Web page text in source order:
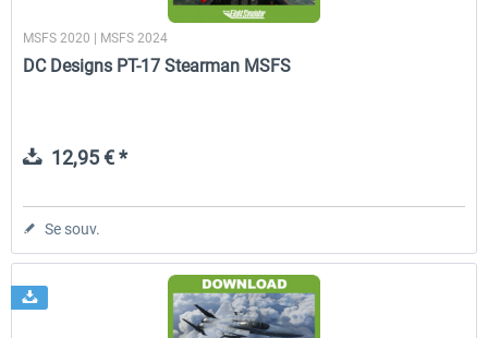
MSFS 2020 | MSFS 2024
DC Designs PT-17 Stearman MSFS
12,95 € *
Se souv.